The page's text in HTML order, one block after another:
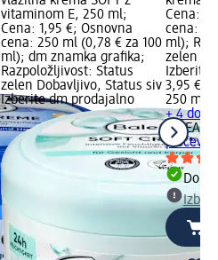
vitaminom E, 250 ml;
Cena: 1,95 €; Osnovna
cena: 250 ml (0,78 € za 100
ml); dm znamka grafika;
Razpoložljivost: Status
zelen Dobavljivo, Status siv
Izberite dm prodajalno
Cena:
cena:
ml);
zelen
Izberite
3,95 €
250 ml
+ 4
NIVEA